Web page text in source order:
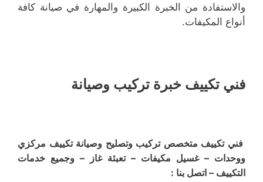
والاستفادة من الخبرة الكبيرة والمهارة في صيانة كافة
أنواع المكيفات.
فني تكييف خبرة تركيب وصيانة
فني تكييف متخصص تركيب وتصليح وصيانة تكييف مركزي
ووحدات – غسيل مكيفات – تعبئة غاز – وجميع خدمات
التكييف – اتصل بنا :